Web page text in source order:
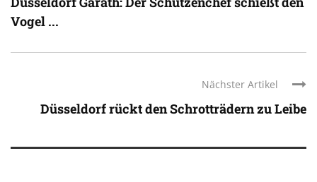
Vogel ...
Nächster Artikel
Düsseldorf rückt den Schrotträdern zu Leibe